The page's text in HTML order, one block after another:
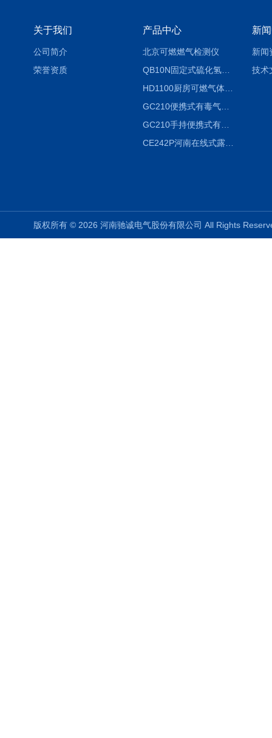
关于我们
公司简介
荣誉资质
产品中心
北京可燃燃气检测仪
QB10N固定式硫化氢气体检测仪H2S气体泄漏探头
HD1100厨房可燃气体泄漏浓度探测器天然气检测仪
GC210便携式有毒气体浓度探测器氨气检测仪养殖场
GC210手持便携式有毒CL2气体探测器氯气检测仪
CE242P河南在线式露点仪
新
新闻
技术
版权所有 © 2026 河南驰诚电气股份有限公司 All Rights